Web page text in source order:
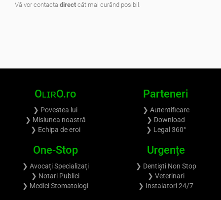
Vă vor contacta direct cât mai curând posibil.
OʟɪʀO.ro
❯ Povestea lui
❯ Misiunea noastră
❯ Echipa de eroi
Parteneri
❯ Autentificare
❯ Download
❯ Legal 360°
One-Stop
❯ Avocați Specializați
❯ Notari Publici
❯ Medici Stomatologi
Urgențe
❯ Dentiști Non Stop
❯ Veterinari
❯ Instalatori 24/7